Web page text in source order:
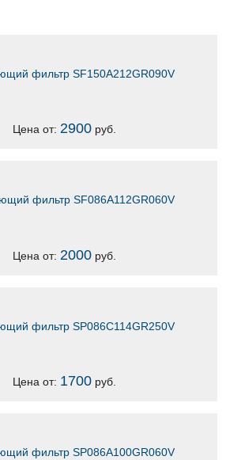
фильтр SF150A212GR090V
Цена от: 2900руб.
фильтр SF086A112GR060V
Цена от: 2000руб.
фильтр SP086C114GR250V
Цена от: 1700руб.
фильтр SP086A100GR060V